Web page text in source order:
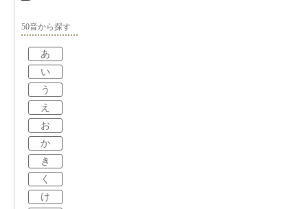
50音から探す
あ
い
う
え
お
か
き
く
け